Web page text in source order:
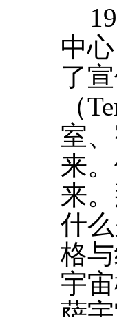
中
了
（
室
来
来
什
格
宇